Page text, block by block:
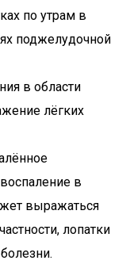
по утрам в
поджелудочной
в области
лёгких
в
выражаться
лопатки